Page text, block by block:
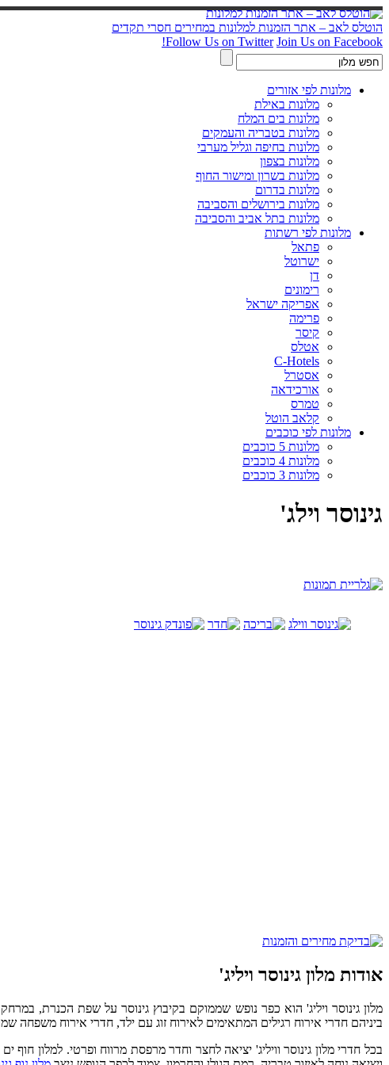
הוטלס לאב – אתר הזמנות למלונות במחירים חסרי תקדים
Follow Us on Twitter Join Us on Facebook!
מלונות לפי אזורים
מלונות באילת
מלונות בים המלח
מלונות בטבריה והעמקים
מלונות בחיפה וגליל מערבי
מלונות בצפון
מלונות בשרון ומישור החוף
מלונות בדרום
מלונות בירושלים והסביבה
מלונות בתל אביב והסביבה
מלונות לפי רשתות
פתאל
ישרוטל
דן
רימונים
אפריקה ישראל
פרימה
קיסר
אטלס
C-Hotels
אסטרל
אורכידאה
טמרס
קלאב הוטל
מלונות לפי כוכבים
מלונות 5 כוכבים
מלונות 4 כוכבים
מלונות 3 כוכבים
גינוסר וילג'
אודות מלון גינוסר ויליג'
ביניהם חדרי אירוח רגילים המתאימים לאירוח זוג עם ילד, חדרי אירוח משפחה
בכל חדרי מלון גינוסר וויליג' יציאה לחצר וחדר מרפסת מרווח ופרטי. למלון חוף